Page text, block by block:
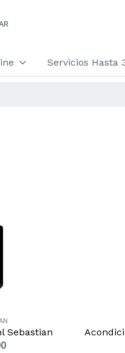
Servicios Hasta
Sebastian